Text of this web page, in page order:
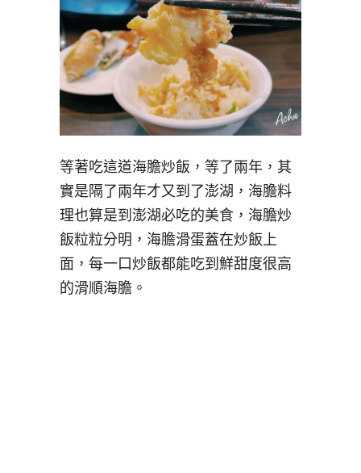
等著吃這道海膽炒飯，等了兩年，其
實是隔了兩年才又到了澎湖，海膽料
理也算是到澎湖必吃的美食，海膽炒
飯粒粒分明，海膽滑蛋蓋在炒飯上
面，每一口炒飯都能吃到鮮甜度很高
的滑順海膽。